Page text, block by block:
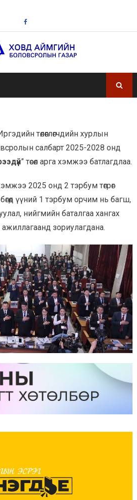
төлөөглөгчдийн хурлын
салбарт 2025-2028 онд
” төсөл арга хэмжээ батлагдлаа.
2025 онд 2 тэрбум төгрөг
бөгөөд үүний 1 тэрбум орчим нь багш,
нийгмийн баталгаа хангах
зориулагдана.